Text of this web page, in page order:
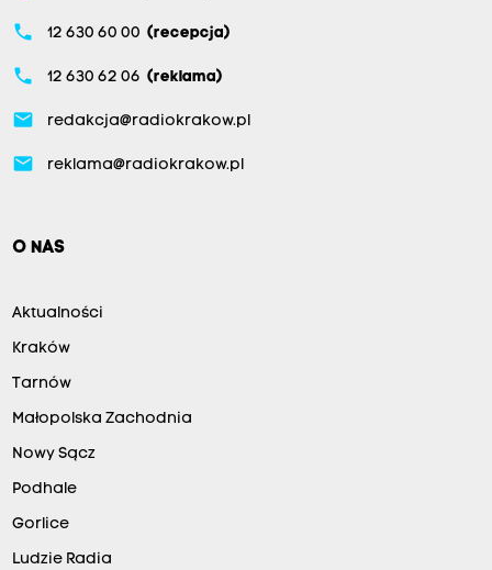
phone 12 630 60 00 (recepcja)
phone 12 630 62 06 (reklama)
email redakcja@radiokrakow.pl
email reklama@radiokrakow.pl
O NAS
Aktualności
Kraków
Tarnów
Małopolska Zachodnia
Nowy Sącz
Podhale
Gorlice
Ludzie Radia